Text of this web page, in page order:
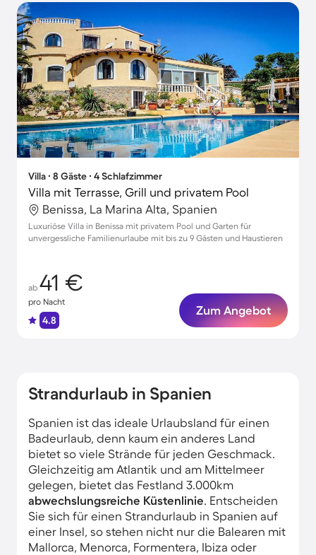
Villa ∙ 8 Gäste ∙ 4 Schlafzimmer
Villa mit Terrasse, Grill und privatem Pool
Benissa, La Marina Alta, Spanien
Luxuriöse Villa in Benissa mit privatem Pool und Garten für
unvergessliche Familienurlaube mit bis zu 9 Gästen und Haustieren
ab 41 €
pro Nacht
4.8
Zum Angebot
Strandurlaub in Spanien
Spanien ist das ideale Urlaubsland für einen
Badeurlaub, denn kaum ein anderes Land
bietet so viele Strände für jeden Geschmack.
Gleichzeitig am Atlantik und am Mittelmeer
gelegen, bietet das Festland 3.000km
abwechslungsreiche Küstenlinie. Entscheiden
Sie sich für einen Strandurlaub in Spanien auf
einer Insel, so stehen nicht nur die Balearen mit
Mallorca, Menorca, Formentera, Ibiza oder